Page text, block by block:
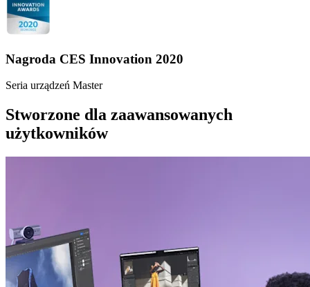
Nagroda CES Innovation 2020
Seria urządzeń Master
Stworzone dla zaawansowanych
użytkowników